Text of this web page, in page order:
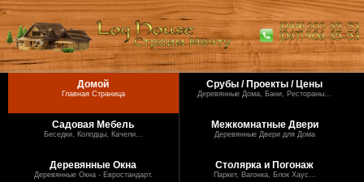
Домой
Главная Страница
Срубы / Проекты / Цены
Деревянные Дома, Бани, Рестораны...
Садовая Мебель
Беседки, Колодцы, Качели...
Межкомнатные Двери
Деревянные Двери для Дома
Деревянные Окна
Деревянные Окна - Евростандарт.
Столярка и Погонаж
Паркет, Вагонка, Блок Хаус...